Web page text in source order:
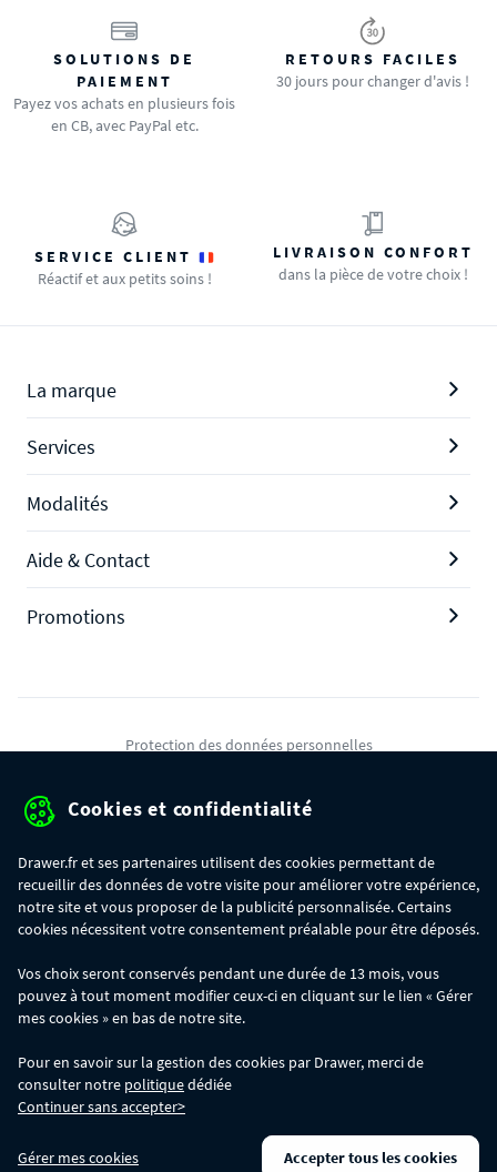
SOLUTIONS DE
PAIEMENT
Payez vos achats en plusieurs fois
en CB, avec PayPal etc.
RETOURS FACILES
30 jours pour changer d'avis !
SERVICE CLIENT
Réactif et aux petits soins !
LIVRAISON CONFORT
dans la pièce de votre choix !
La marque
Services
Modalités
Aide & Contact
Promotions
Protection des données personnelles
Gérer mes cookies
commande :
- 30€ sur votre commande dès 300€ d'achat, avec le code BIKINI30
- 50€ sur votre commande dès 500€ d'achat, avec le code BIKINI50
Les codes BIKINI30, BIKINI50 et BIKINI100 ne sont valables que sur
www.drawer.fr; ils ne sont pas cumulables entre eux, ni avec d'autres codes
promotionnels. La remise se calculera automatiquement dans votre panier
lors de la saisie du code adéquat.
DRAWER DAYS- Du 29/07 au 11/08 inclus : profitez de remises allant jusqu'à
Cookies et confidentialité
Drawer.fr et ses partenaires utilisent des cookies permettant de
recueillir des données de votre visite pour améliorer votre expérience,
notre site et vous proposer de la publicité personnalisée. Certains
cookies nécessitent votre consentement préalable pour être déposés.
Vos choix seront conservés pendant une durée de 13 mois, vous
pouvez à tout moment modifier ceux-ci en cliquant sur le lien « Gérer
mes cookies » en bas de notre site.
Pour en savoir sur la gestion des cookies par Drawer, merci de
consulter notre politiquedédiée
Continuer sans accepter>
Gérer mes cookies Accepter tous les cookies